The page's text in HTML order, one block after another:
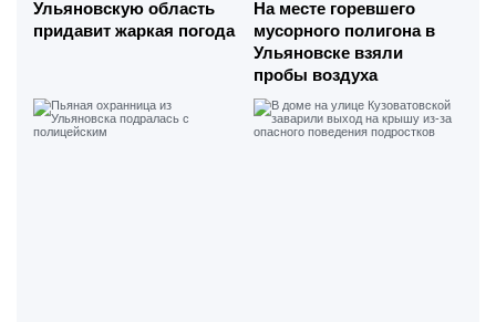
Ульяновскую область
придавит жаркая погода
На месте горевшего
мусорного полигона в
Ульяновске взяли
пробы воздуха